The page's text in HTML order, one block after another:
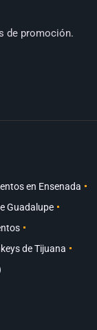
de promoción.
en Ensenada
Guadalupe
de Tijuana